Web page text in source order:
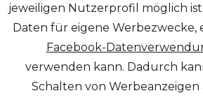
jeweiligen Nutzerprofil möglich
Daten für eigene Werbezwecke,
Facebook-
verwenden kann. Dadurch
Schalten von Werbeanzeigen